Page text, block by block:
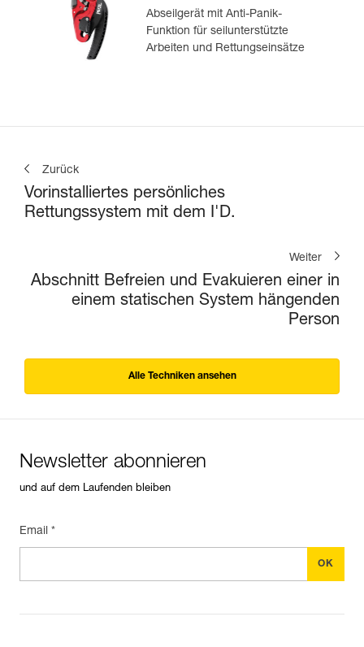
Abseilgerät mit Anti-Panik-
Funktion für seilunterstützte
Arbeiten und Rettungseinsätze
Zurück
Vorinstalliertes persönliches
Rettungssystem mit dem I'D.
Weiter
Abschnitt Befreien und Evakuieren einer in
einem statischen System hängenden
Person
Alle Techniken ansehen
Newsletter abonnieren
und auf dem Laufenden bleiben
Email *